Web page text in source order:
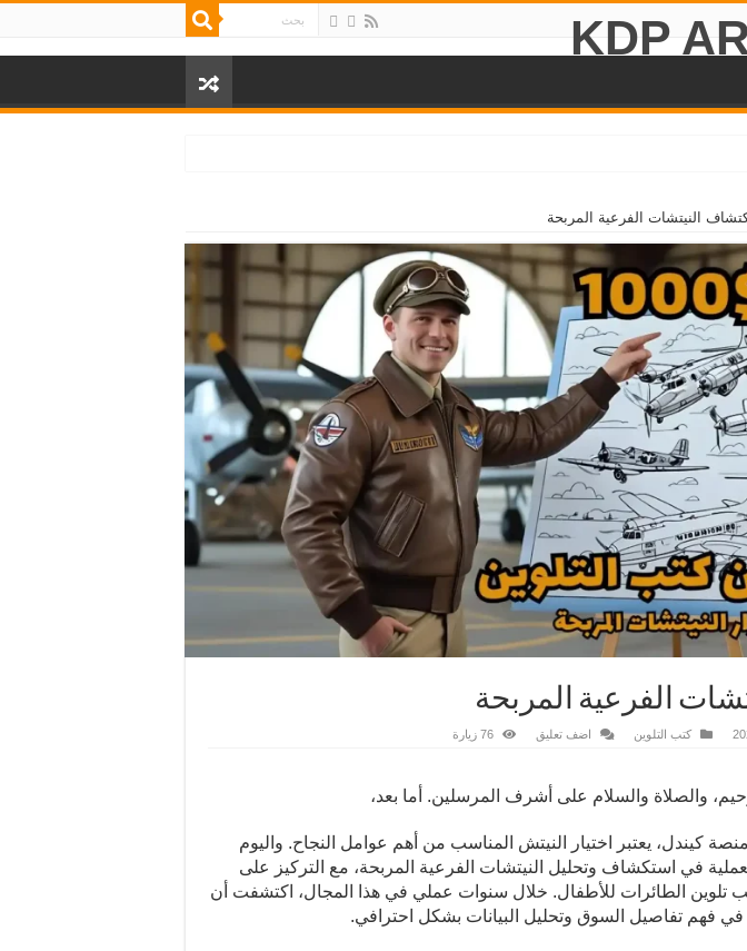
النيتشات الفرعية المربحة
الفرعية المربحة
كتب التلوين اضف تعليق 76 زيارة
والصلاة والسلام على أشرف المرسلين. أما بعد،
كيندل، يعتبر اختيار النيتش المناسب من أهم عوامل النجاح. واليوم
في استكشاف وتحليل النيتشات الفرعية المربحة، مع التركيز على
تلوين الطائرات للأطفال. خلال سنوات عملي في هذا المجال، اكتشفت أن
في فهم تفاصيل السوق وتحليل البيانات بشكل احترافي.